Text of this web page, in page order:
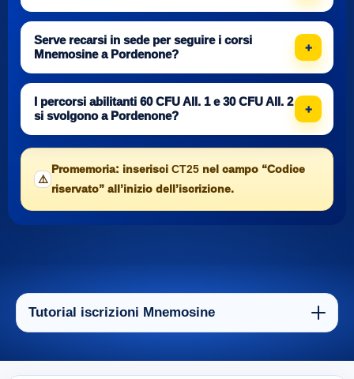
Serve recarsi in sede per seguire i corsi
Mnemosine a Pordenone?
I percorsi abilitanti 60 CFU All. 1 e 30 CFU All. 2
si svolgono a Pordenone?
⚠️
Promemoria: inserisci CT25 nel campo “Codice
riservato” all’inizio dell’iscrizione.
Tutorial iscrizioni Mnemosine